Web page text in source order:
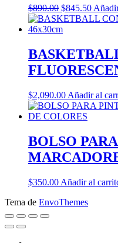
$890.00 El
precio
original
$890.00.
$845.50El
precio
$2,090.00 Añadir al
BOLSO
$350.00 Añadir al
Tema de EnvoThemes